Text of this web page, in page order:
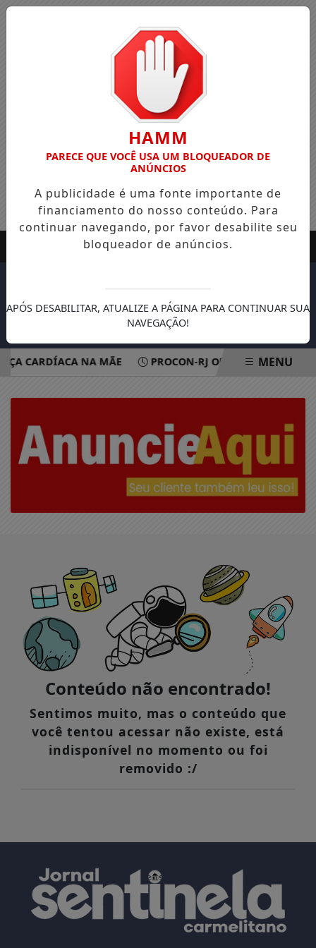
CARDÍACA NA MÃE PROCON-RJ ORIENTA SOBRE
MENU
Conteúdo não encontrado!
Sentimos muito, mas o conteúdo que
você tentou acessar não existe, está
indisponível no momento ou foi
removido :/
HAMM
PARECE QUE VOCÊ USA UM BLOQUEADOR DE
ANÚNCIOS
A publicidade é uma fonte importante de
financiamento do nosso conteúdo. Para
continuar navegando, por favor desabilite seu
bloqueador de anúncios.
APÓS DESABILITAR, ATUALIZE A PÁGINA PARA CONTINUAR SUA
NAVEGAÇÃO!